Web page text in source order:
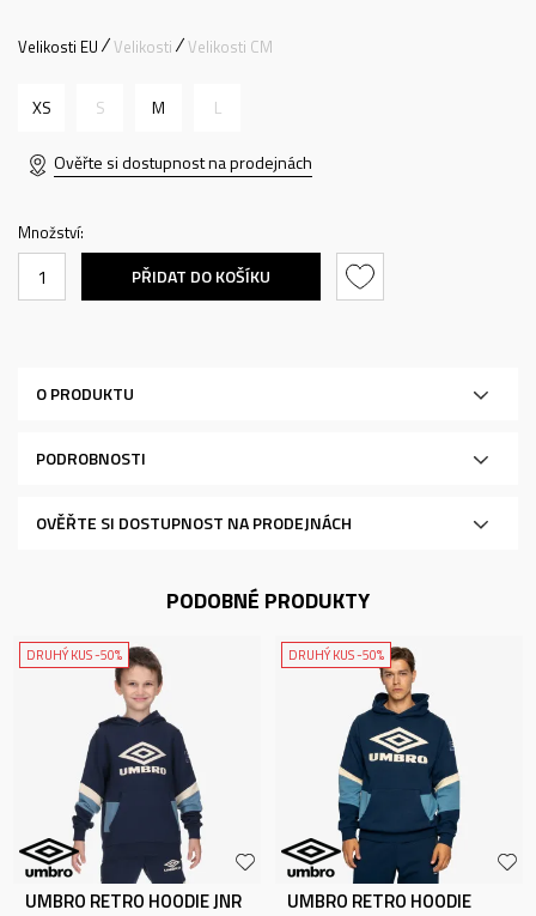
Velikosti EU Velikosti Velikosti CM
XS S M L
Ověřte si dostupnost na prodejnách
Množství:
PŘIDAT DO KOŠÍKU
O PRODUKTU
PODROBNOSTI
OVĚŘTE SI DOSTUPNOST NA PRODEJNÁCH
PODOBNÉ PRODUKTY
DRUHÝ KUS -50%
UMBRO RETRO HOODIE JNR
DRUHÝ KUS -50%
UMBRO RETRO HOODIE